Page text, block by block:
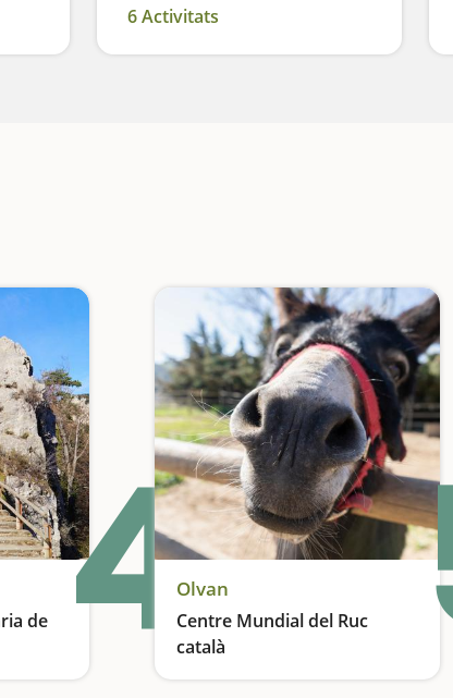
6 Activitats
de
4Olvan
Centre Mundial del Ruc
català
La major reserva del Ruc català a tot el món